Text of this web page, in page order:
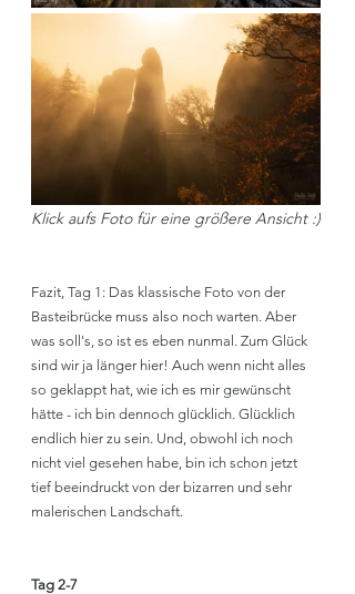
Klick aufs Foto für eine größere Ansicht :)
Fazit, Tag 1: Das klassische Foto von der
Basteibrücke muss also noch warten. Aber
was soll's, so ist es eben nunmal. Zum Glück
sind wir ja länger hier! Auch wenn nicht alles
so geklappt hat, wie ich es mir gewünscht
hätte - ich bin dennoch glücklich. Glücklich
endlich hier zu sein. Und, obwohl ich noch
nicht viel gesehen habe, bin ich schon jetzt
tief beeindruckt von der bizarren und sehr
malerischen Landschaft.
Tag 2-7